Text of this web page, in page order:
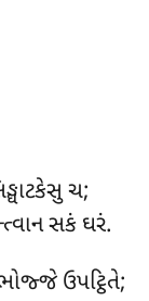
ચ;
સકં ઘરં.
ઉપટ્ઠિતે;